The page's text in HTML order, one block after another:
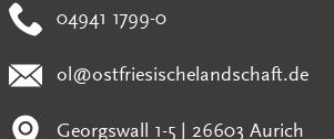
04941 1799-0
ol@ostfriesischelandschaft.de
Georgswall 1-5 | 26603 Aurich